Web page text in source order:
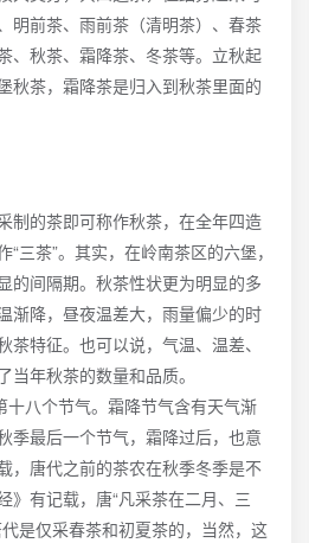
明前茶、雨前茶（清明茶）、春茶
、秋茶、霜降茶、冬茶等。立秋起
秋茶，霜降茶是归入到秋茶里面的
制的茶即可称作秋茶，在全年四造
三茶”。其实，在岭南茶区的六堡，
的间隔期。秋茶性状更为明显的多
渐降，昼夜温差大，雨量偏少的时
特征。也可以说，气温、温差、
当年秋茶的数量和品质。
十八个节气。霜降节气含有天气渐
季最后一个节气，霜降过后，也意
，唐代之前的茶农在秋季冬季是不
》有记载，唐“凡采茶在二月、三
是仅采春茶和初夏茶的，当然，这